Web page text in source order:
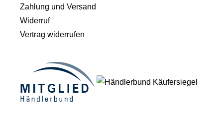
Zahlung und Versand
Widerruf
Vertrag widerrufen